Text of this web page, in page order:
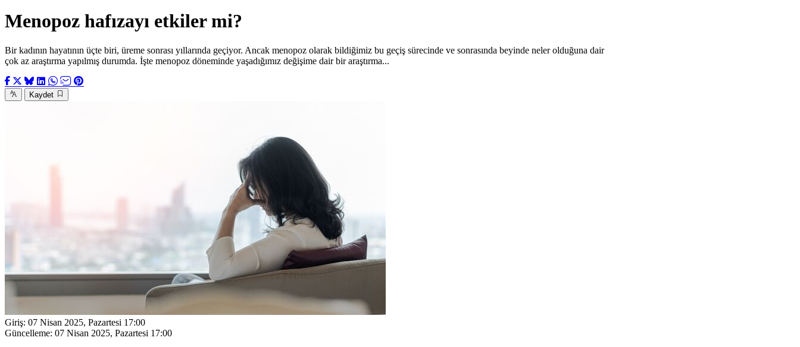
Menopoz hafızayı etkiler mi?
Bir kadının hayatının üçte biri, üreme sonrası yıllarında geçiyor. Ancak menopoz olarak bildiğimiz bu geçiş sürecinde ve sonrasında beyinde neler olduğuna dair
çok az araştırma yapılmış durumda. İşte menopoz döneminde yaşadığımız değişime dair bir araştırma...
Kaydet
Giriş: 07 Nisan 2025, Pazartesi 17:00
Güncelleme: 07 Nisan 2025, Pazartesi 17:00